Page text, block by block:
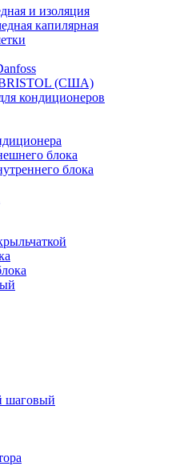
и изоляция
капилярная
(США)
кондиционеров
блока
блока
шаговый